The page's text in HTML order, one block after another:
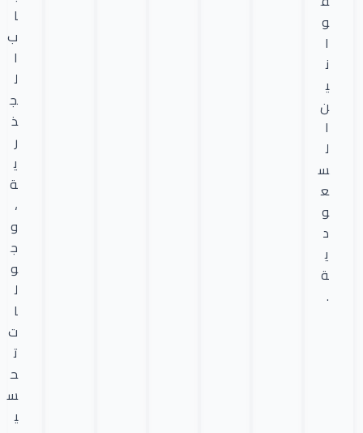
و
ا
ن
ي
ن
ا
ل
س
ع
و
د
ي
ة
.
ا
ب
ا
ل
ج
ذ
ر
ي
ة
،
و
ج
و
ل
ا
ت
ت
ح
س
ي